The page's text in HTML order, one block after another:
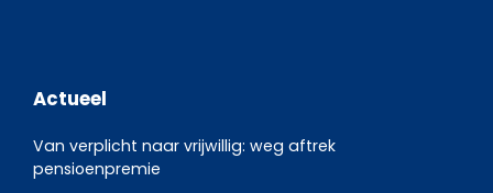
Actueel
Van verplicht naar vrijwillig: weg aftrek
pensioenpremie